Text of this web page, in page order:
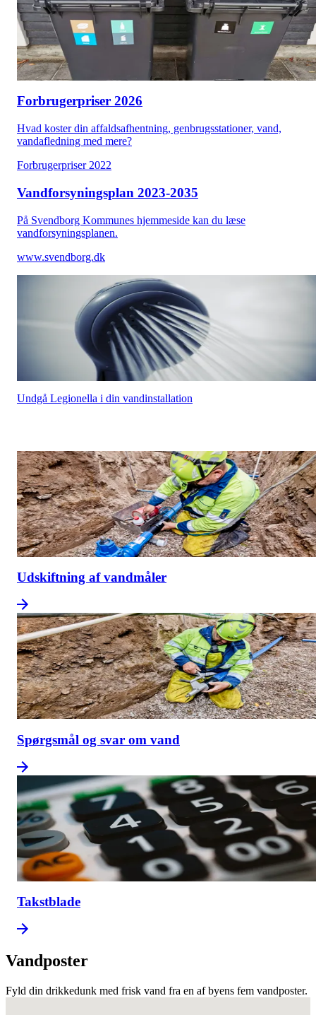
Forbrugerpriser 2026
Hvad koster din affaldsafhentning, genbrugsstationer, vand,
vandafledning med mere?
Forbrugerpriser 2022
Vandforsyningsplan 2023-2035
På Svendborg Kommunes hjemmeside kan du læse
vandforsyningsplanen.
www.svendborg.dk
Undgå Legionella i din vandinstallation
Udskiftning af vandmåler
Spørgsmål og svar om vand
Takstblade
Vandposter
Fyld din drikkedunk med frisk vand fra en af byens fem vandposter.